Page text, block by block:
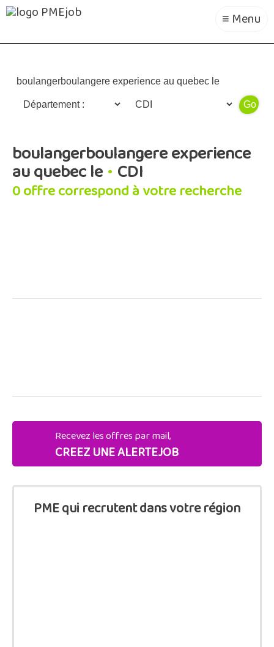
≡ Menu
boulangerboulangere experience
au quebec le • CDI
0 offre correspond à votre recherche
Recevez les offres par mail,
CREEZ UNE ALERTEJOB
PME qui recrutent dans votre région